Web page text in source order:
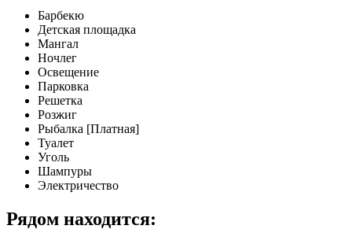
Барбекю
Детская площадка
Мангал
Ночлег
Освещение
Парковка
Решетка
Розжиг
Рыбалка [Платная]
Туалет
Уголь
Шампуры
Электричество
Рядом находится: